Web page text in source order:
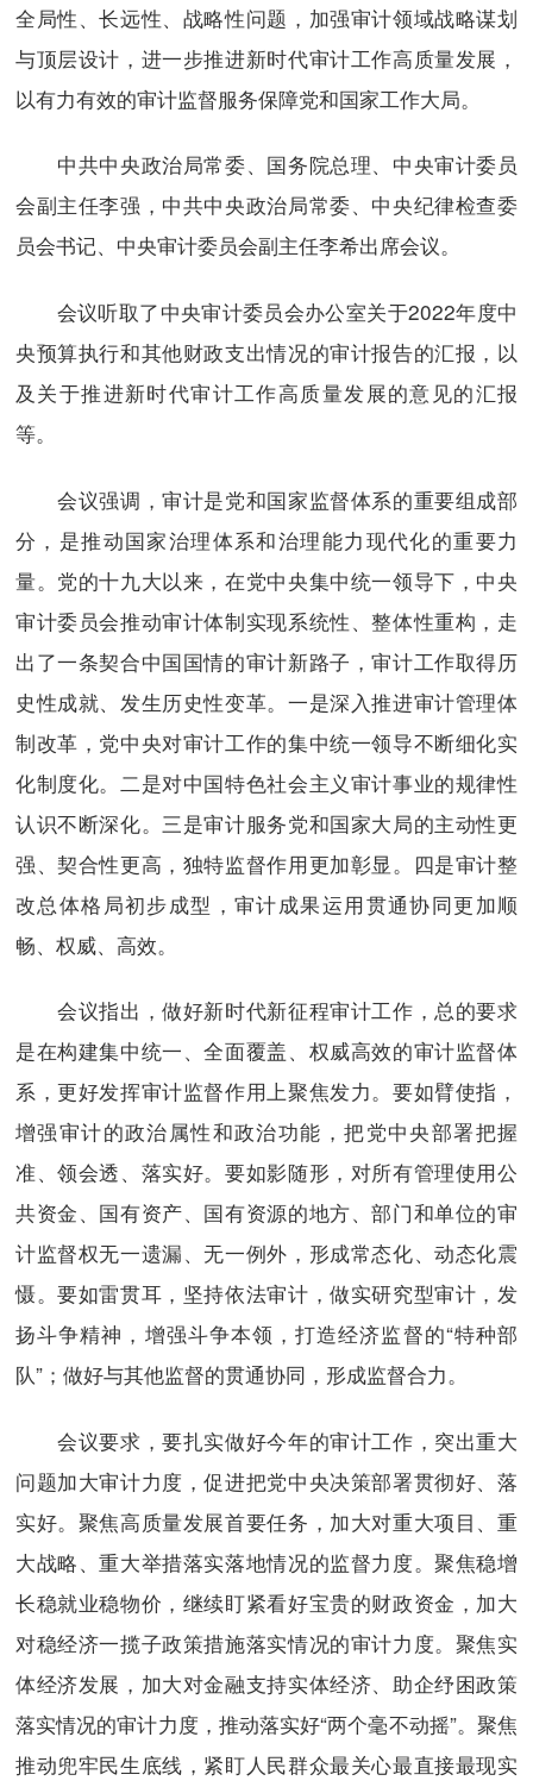
全局性、长远性、战略性问题，加强审计领域战略谋划
与顶层设计，进一步推进新时代审计工作高质量发展，
以有力有效的审计监督服务保障党和国家工作大局。
中共中央政治局常委、国务院总理、中央审计委员
会副主任李强，中共中央政治局常委、中央纪律检查委
员会书记、中央审计委员会副主任李希出席会议。
会议听取了中央审计委员会办公室关于2022年度中
央预算执行和其他财政支出情况的审计报告的汇报，以
及关于推进新时代审计工作高质量发展的意见的汇报
等。
会议强调，审计是党和国家监督体系的重要组成部
分，是推动国家治理体系和治理能力现代化的重要力
量。党的十九大以来，在党中央集中统一领导下，中央
审计委员会推动审计体制实现系统性、整体性重构，走
出了一条契合中国国情的审计新路子，审计工作取得历
史性成就、发生历史性变革。一是深入推进审计管理体
制改革，党中央对审计工作的集中统一领导不断细化实
化制度化。二是对中国特色社会主义审计事业的规律性
认识不断深化。三是审计服务党和国家大局的主动性更
强、契合性更高，独特监督作用更加彰显。四是审计整
改总体格局初步成型，审计成果运用贯通协同更加顺
畅、权威、高效。
会议指出，做好新时代新征程审计工作，总的要求
是在构建集中统一、全面覆盖、权威高效的审计监督体
系，更好发挥审计监督作用上聚焦发力。要如臂使指，
增强审计的政治属性和政治功能，把党中央部署把握
准、领会透、落实好。要如影随形，对所有管理使用公
共资金、国有资产、国有资源的地方、部门和单位的审
计监督权无一遗漏、无一例外，形成常态化、动态化震
慑。要如雷贯耳，坚持依法审计，做实研究型审计，发
扬斗争精神，增强斗争本领，打造经济监督的“特种部
队”；做好与其他监督的贯通协同，形成监督合力。
会议要求，要扎实做好今年的审计工作，突出重大
问题加大审计力度，促进把党中央决策部署贯彻好、落
实好。聚焦高质量发展首要任务，加大对重大项目、重
大战略、重大举措落实落地情况的监督力度。聚焦稳增
长稳就业稳物价，继续盯紧看好宝贵的财政资金，加大
对稳经济一揽子政策措施落实情况的审计力度。聚焦实
体经济发展，加大对金融支持实体经济、助企纾困政策
落实情况的审计力度，推动落实好“两个毫不动摇”。聚焦
推动兜牢民生底线，紧盯人民群众最关心最直接最现实